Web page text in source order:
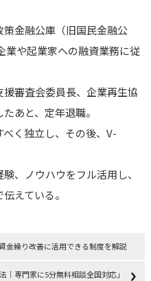
金融公庫（旧国民金融公
業や起業家への融資業務に従
審査会委員長、企業再生協
あと、定年退職。
く独立し、その後、V-
、ノウハウをフル活用し、
えている。
金繰り改善に活用できる制度を解説
｜専門家に5分無料相談全国対応」